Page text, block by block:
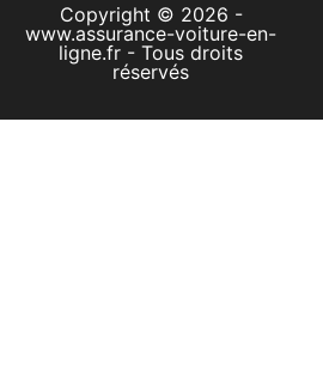
Copyright © 2026 -
www.assurance-voiture-en-
ligne.fr - Tous droits
réservés